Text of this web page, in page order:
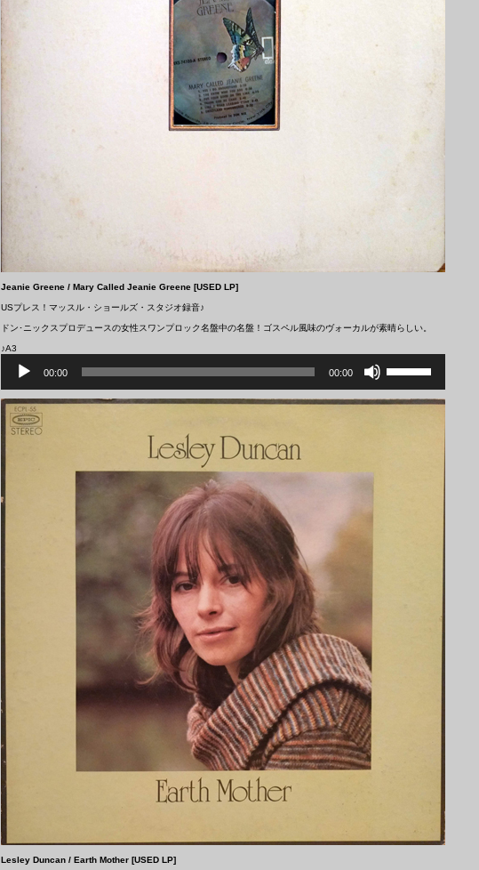
Jeanie Greene ‎/ Mary Called Jeanie Greene [USED LP]
USプレス！マッスル・ショールズ・スタジオ録音♪
ドン･ニックスプロデュースの女性スワンプロック名盤中の名盤！ゴスペル風味のヴォーカルが素晴らしい。
♪A3
ー
00:00 00:00
リ
ム
Lesley Duncan ‎/ Earth Mother [USED LP]